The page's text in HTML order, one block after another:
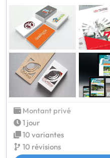
Montant privé
1 jour
10 variantes
10 révisions